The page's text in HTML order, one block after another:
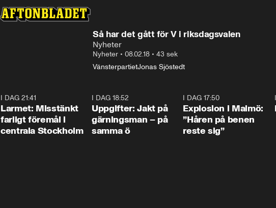
Så har det gått för V i riksdagsvalen
Nyheter
Nyheter • 08.02.18 • 43 sek
VänsterpartietJonas Sjöstedt
I DAG 21:41
Larmet: Misstänkt
farligt föremål i
centrala Stockholm
I DAG 18:52
Uppgifter: Jakt på
gärningsman – på
samma ö
I DAG 17:50
Explosion i Malmö:
”Håren på benen
reste sig”